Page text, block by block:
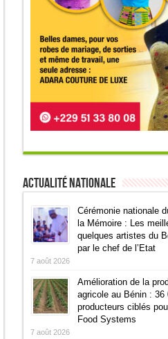
Actualité Nationale
Cérémonie nationale
la Mémoire : Les
quelques artistes du
par le chef de l’Etat
7 août 2026
Amélioration de la
agricole au Bénin : 36
producteurs ciblés
Food Systems
7 août 2026